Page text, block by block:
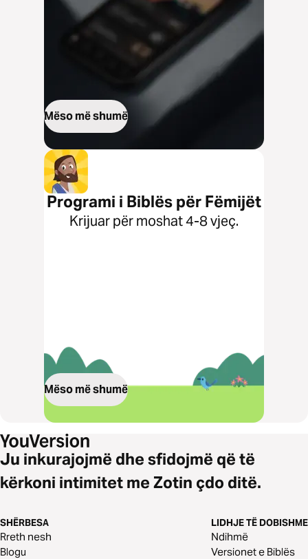
Mëso më shumë
Programi i Biblës për Fëmijët
Krijuar për moshat 4-8 vjeç.
Mëso më shumë
Ju inkurajojmë dhe sfidojmë që të
kërkoni intimitet me Zotin çdo ditë.
SHËRBESA
Rreth nesh
Blogu
LIDHJE TË DOBISHME
Ndihmë
Versionet e Biblës